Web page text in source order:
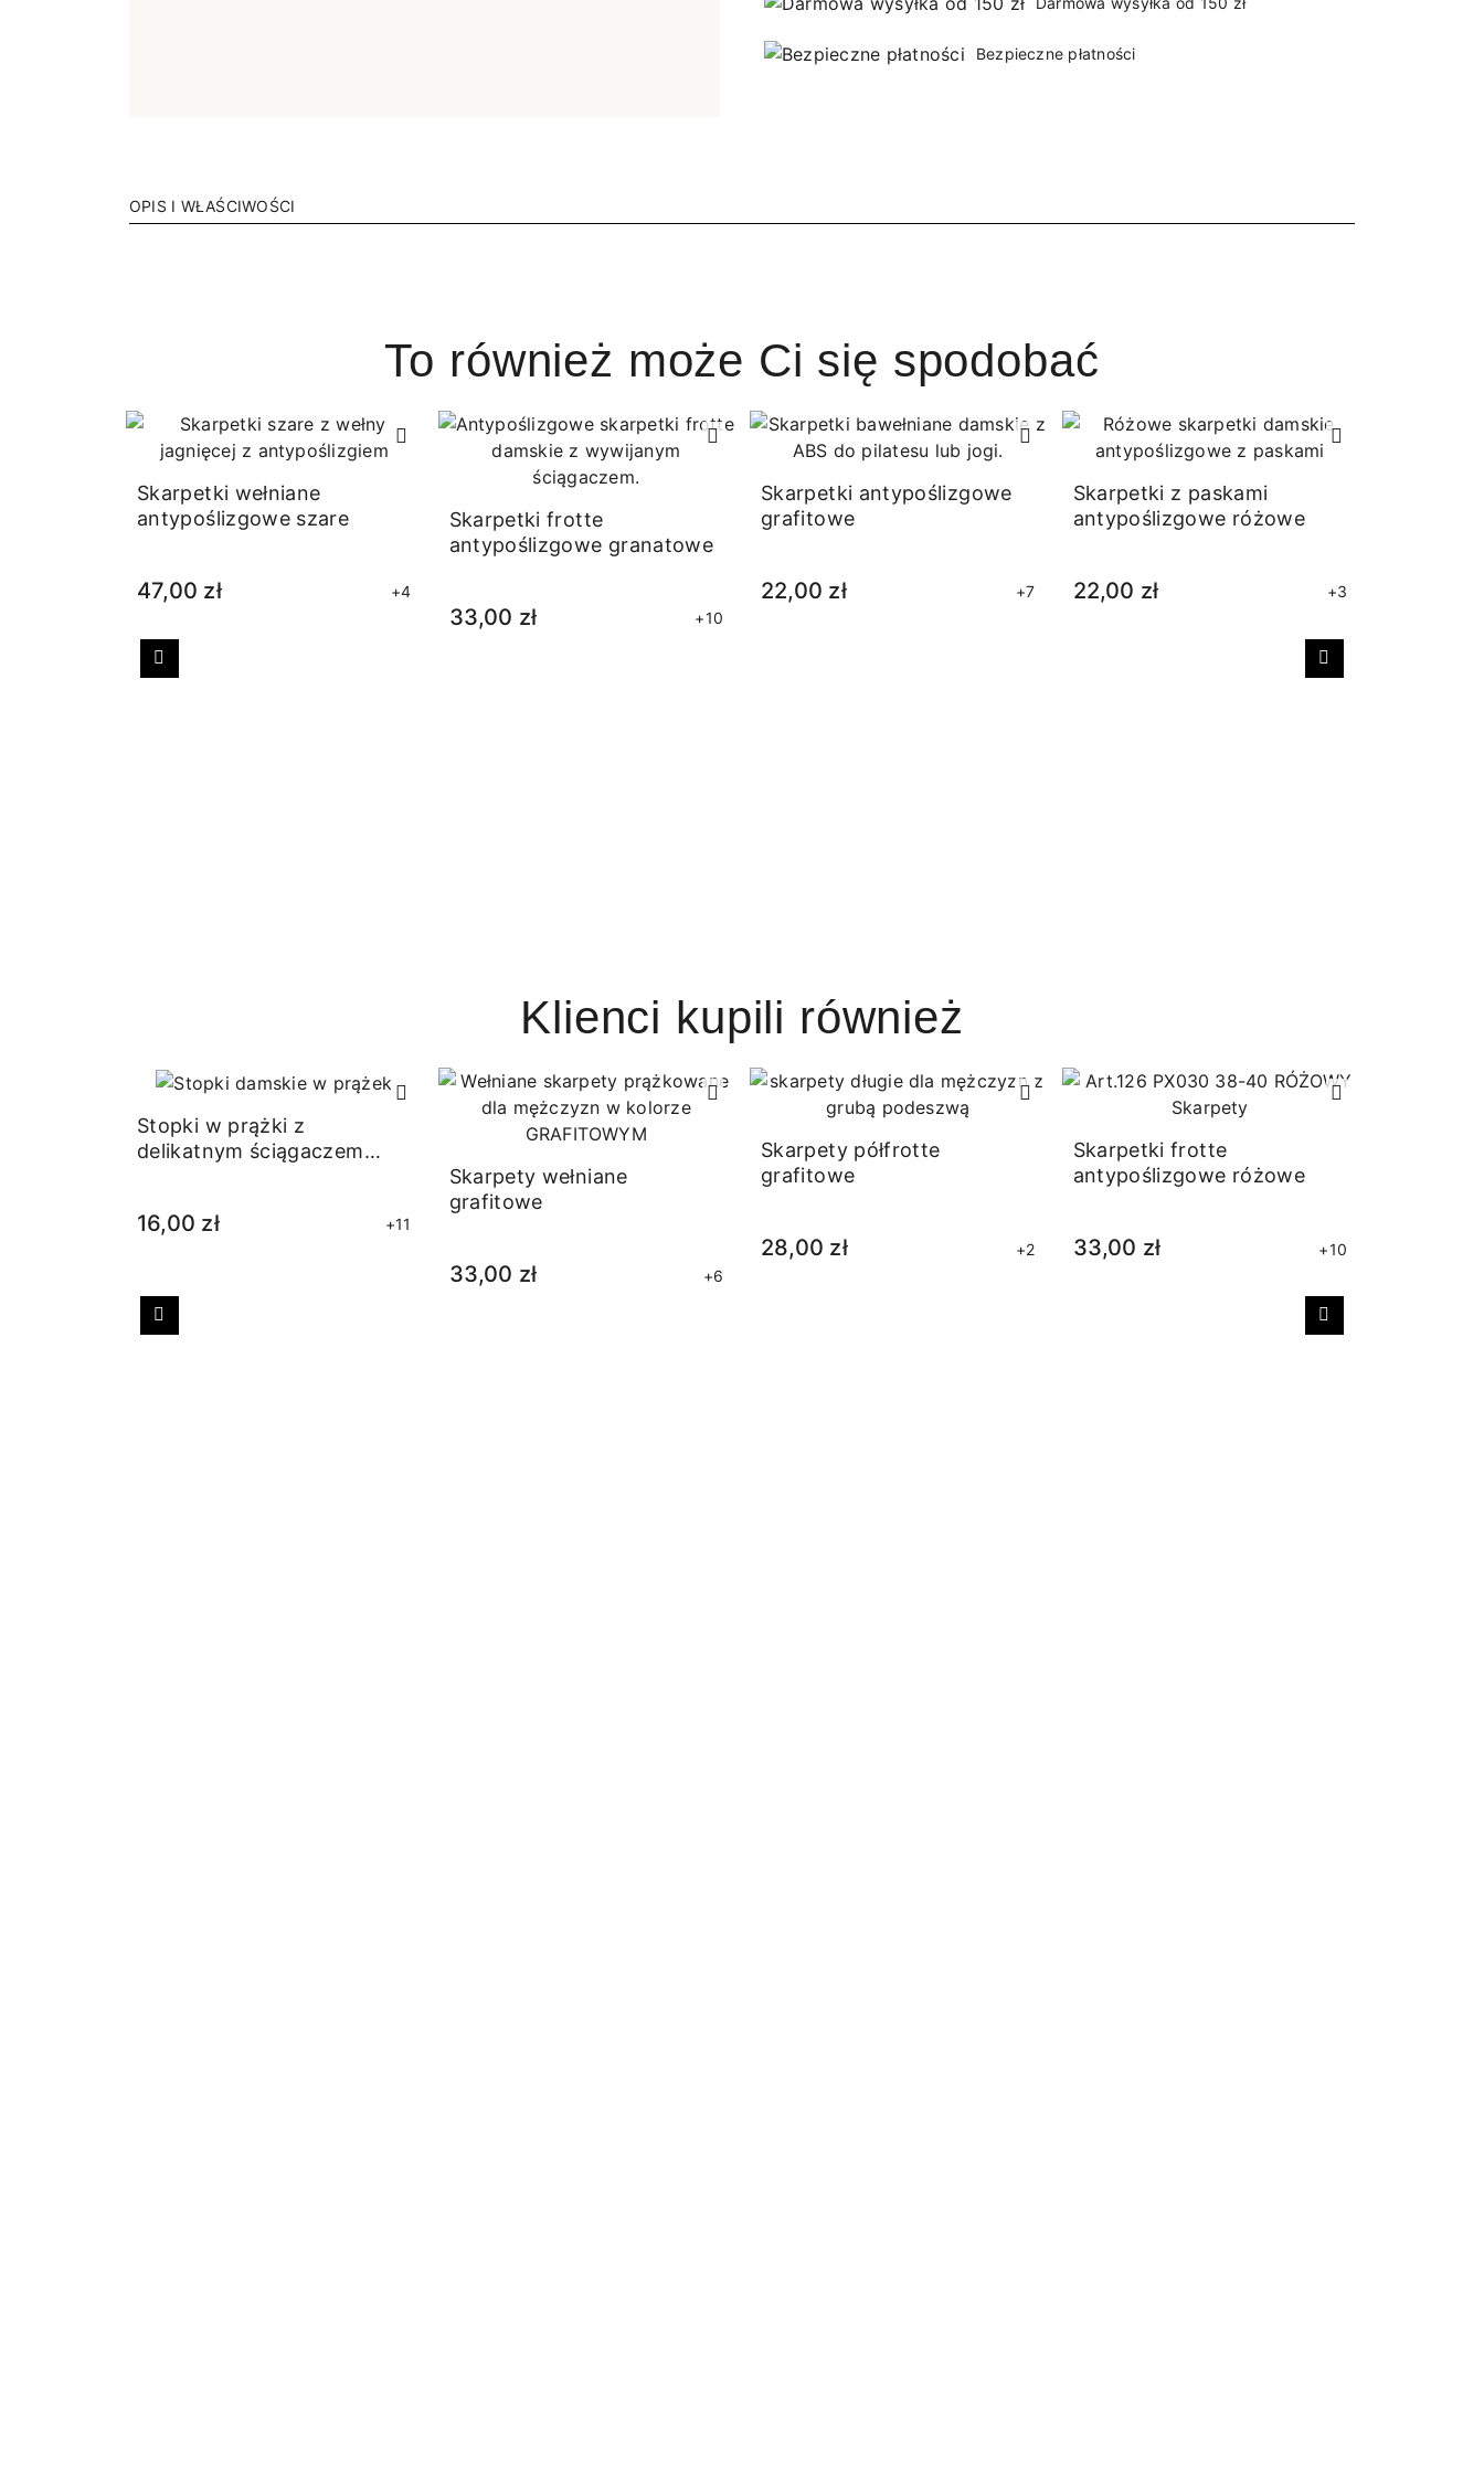
Bezpieczne płatności
OPIS I WŁAŚCIWOŚCI
To również może Ci się spodobać
Skarpetki wełniane
antypoślizgowe szare
47,00 zł +4
Skarpetki frotte
antypoślizgowe granatowe
33,00 zł +10
Skarpetki antypoślizgowe
grafitowe
22,00 zł +7
Skarpetki z paskami
antypoślizgowe różowe
22,00 zł +3
Poprzedni Następny
Klienci kupili również
Stopki w prążki z
delikatnym ściągaczem
16,00 zł +11
Skarpety wełniane
grafitowe
33,00 zł +6
Skarpety półfrotte
grafitowe
28,00 zł +2
Skarpetki frotte
antypoślizgowe różowe
33,00 zł +10
Poprzedni Następny